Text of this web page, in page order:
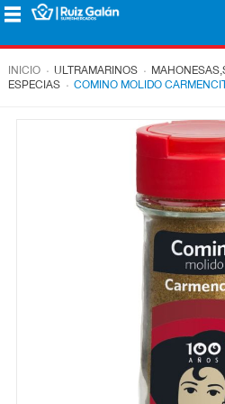
Saltar al contenido
CORPORATIVO
INICIO . ULTRAMARINOS .
ESPECIAS . COMINO MOLIDO